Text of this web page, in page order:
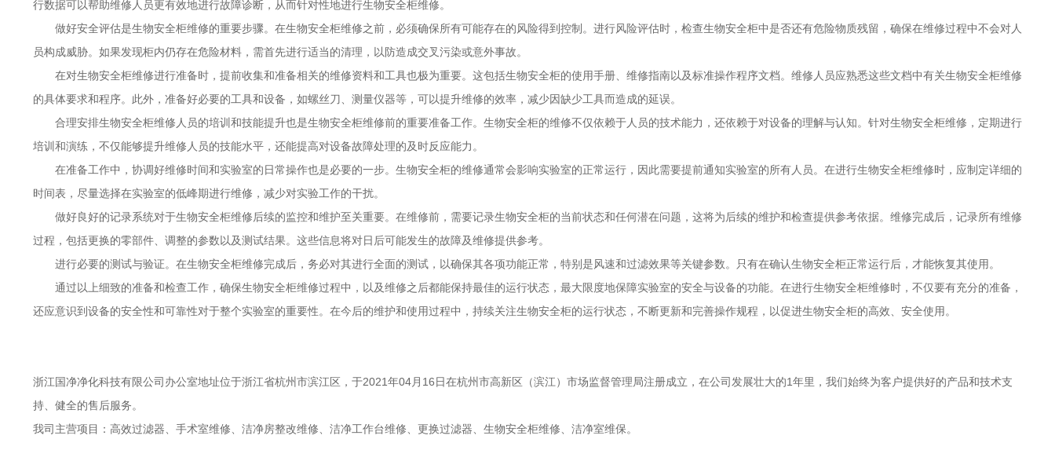
行数据可以帮助维修人员更有效地进行故障诊断，从而针对性地进行生物安全柜维修。
做好安全评估是生物安全柜维修的重要步骤。在生物安全柜维修之前，必须确保所有可能存在的风险得到控制。进行风险评估时，检查生物安全柜中是否还有危险物质残留，确保在维修过程中不会对人
员构成威胁。如果发现柜内仍存在危险材料，需首先进行适当的清理，以防造成交叉污染或意外事故。
在对生物安全柜维修进行准备时，提前收集和准备相关的维修资料和工具也极为重要。这包括生物安全柜的使用手册、维修指南以及标准操作程序文档。维修人员应熟悉这些文档中有关生物安全柜维修
的具体要求和程序。此外，准备好必要的工具和设备，如螺丝刀、测量仪器等，可以提升维修的效率，减少因缺少工具而造成的延误。
合理安排生物安全柜维修人员的培训和技能提升也是生物安全柜维修前的重要准备工作。生物安全柜的维修不仅依赖于人员的技术能力，还依赖于对设备的理解与认知。针对生物安全柜维修，定期进行
培训和演练，不仅能够提升维修人员的技能水平，还能提高对设备故障处理的及时反应能力。
在准备工作中，协调好维修时间和实验室的日常操作也是必要的一步。生物安全柜的维修通常会影响实验室的正常运行，因此需要提前通知实验室的所有人员。在进行生物安全柜维修时，应制定详细的
时间表，尽量选择在实验室的低峰期进行维修，减少对实验工作的干扰。
做好良好的记录系统对于生物安全柜维修后续的监控和维护至关重要。在维修前，需要记录生物安全柜的当前状态和任何潜在问题，这将为后续的维护和检查提供参考依据。维修完成后，记录所有维修
过程，包括更换的零部件、调整的参数以及测试结果。这些信息将对日后可能发生的故障及维修提供参考。
进行必要的测试与验证。在生物安全柜维修完成后，务必对其进行全面的测试，以确保其各项功能正常，特别是风速和过滤效果等关键参数。只有在确认生物安全柜正常运行后，才能恢复其使用。
通过以上细致的准备和检查工作，确保生物安全柜维修过程中，以及维修之后都能保持最佳的运行状态，最大限度地保障实验室的安全与设备的功能。在进行生物安全柜维修时，不仅要有充分的准备，
还应意识到设备的安全性和可靠性对于整个实验室的重要性。在今后的维护和使用过程中，持续关注生物安全柜的运行状态，不断更新和完善操作规程，以促进生物安全柜的高效、安全使用。
浙江国净净化科技有限公司办公室地址位于浙江省杭州市滨江区，于2021年04月16日在杭州市高新区（滨江）市场监督管理局注册成立，在公司发展壮大的1年里，我们始终为客户提供好的产品和技术支
持、健全的售后服务。
我司主营项目：高效过滤器、手术室维修、洁净房整改维修、洁净工作台维修、更换过滤器、生物安全柜维修、洁净室维保。